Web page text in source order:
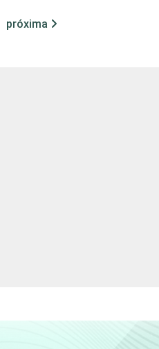
próxima